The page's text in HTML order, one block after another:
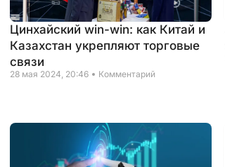
Цинхайский win-win: как Китай и
Казахстан укрепляют торговые
связи
28 мая 2024, 20:46 Комментарий